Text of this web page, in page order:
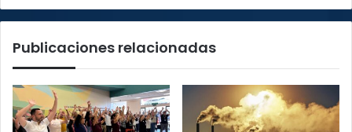
Publicaciones relacionadas